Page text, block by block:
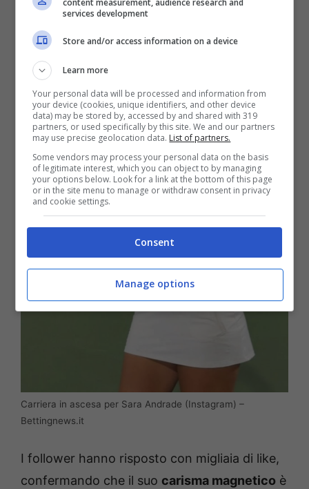
Carriera in ascesa per Sara Andrade (Instagram) –
Bettingnews.it
I follower hanno risposto con migliaia di like,
confermando che il suo carisma magnetico è
services development
Store and/or access information on a device
Learn more
Your personal data will be processed and information from
your device (cookies, unique identifiers, and other device
data) may be stored by, accessed by and shared with 319
partners, or used specifically by this site. We and our partners
may use precise geolocation data. List of partners.
Some vendors may process your personal data on the basis
of legitimate interest, which you can object to by managing
your options below. Look for a link at the bottom of this page
or in the site menu to manage or withdraw consent in privacy
and cookie settings.
Consent
Manage options